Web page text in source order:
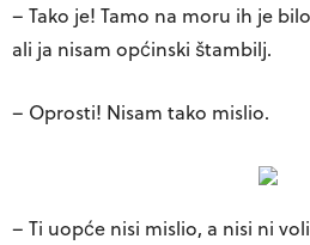
– Tako je! Tamo na moru ih je
ali ja nisam općinski štambilj.
– Oprosti! Nisam tako mislio.
– Ti uopće nisi mislio, a nisi ni